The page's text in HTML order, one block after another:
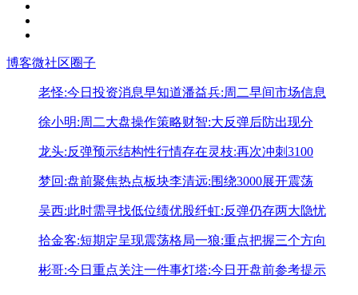
博客微社区圈子
老怪:今日投资消息早知道潘益兵:周二早间市场信息
徐小明:周二大盘操作策略财智:大反弹后防出现分
龙头:反弹预示结构性行情存在灵枝:再次冲刺3100
梦回:盘前聚焦热点板块李清远:围绕3000展开震荡
吴西:此时需寻找低位绩优股纤虹:反弹仍存两大隐忧
拾金客:短期定呈现震荡格局一狼:重点把握三个方向
彬哥:今日重点关注一件事灯塔:今日开盘前参考提示